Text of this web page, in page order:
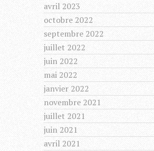
avril 2023
octobre 2022
septembre 2022
juillet 2022
juin 2022
mai 2022
janvier 2022
novembre 2021
juillet 2021
juin 2021
avril 2021